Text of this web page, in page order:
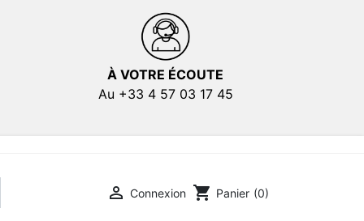
À VOTRE ÉCOUTE
Au +33 4 57 03 17 45
 Connexion shopping_cart Panier (0)